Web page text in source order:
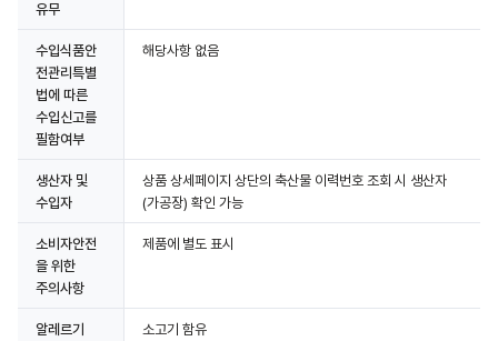
유무
수입식품안
전관리특별
법에 따른
수입신고를
필함여부
해당사항 없음
생산자 및
수입자
상품 상세페이지 상단의 축산물 이력번호 조회 시 생산자
(가공장) 확인 가능
소비자안전
을 위한
주의사항
제품에 별도 표시
알레르기
소고기 함유